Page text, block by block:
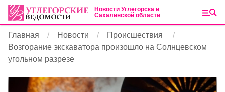
Новости Углегорска и
Сахалинской области
Главная Новости
Происшествия
Возгорание экскаватора произошло на Солнцевском
угольном разрезе